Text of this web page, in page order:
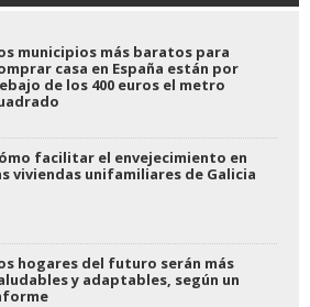
municipios más baratos para
casa en España están por
de los 400 euros el metro
facilitar el envejecimiento en
viviendas unifamiliares de Galicia
hogares del futuro serán más
y adaptables, según un